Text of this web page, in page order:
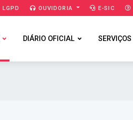
LGPD OUVIDORIA E-SIC
DIÁRIO OFICIAL SERVIÇOS